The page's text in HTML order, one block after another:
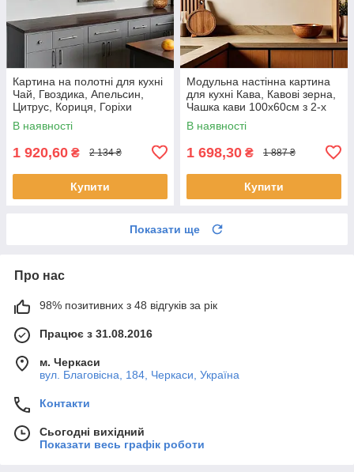
Картина на полотні для кухні
Чай, Гвоздика, Апельсин,
Цитрус, Кориця, Горіхи
90х70см з 3-х частин
В наявності
1 920,60 ₴ 2 134 ₴
Купити
Модульна настінна картина
для кухні Кава, Кавові зерна,
Чашка кави 100х60см з 2-х
частин
В наявності
1 698,30 ₴ 1 887 ₴
Купити
Показати ще
Про нас
98% позитивних з 48 відгуків за рік
Працює з 31.08.2016
м. Черкаси
вул. Благовісна, 184, Черкаси, Україна
Контакти
Сьогодні вихідний
Показати весь графік роботи